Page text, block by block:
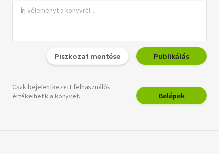
Piszkozat mentése Publikálás
Csak bejelentkezett felhasználók
értékelhetik a könyvet.
Belépek